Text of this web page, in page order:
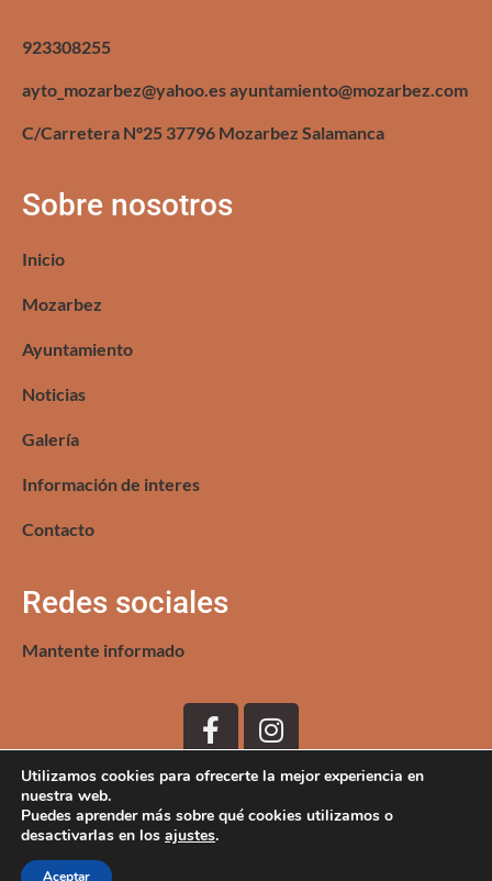
923308255
ayto_mozarbez@yahoo.es ayuntamiento@mozarbez.com
C/Carretera Nº25 37796 Mozarbez Salamanca
Sobre nosotros
Inicio
Mozarbez
Ayuntamiento
Noticias
Galería
Información de interes
Contacto
Redes sociales
Mantente informado
Utilizamos cookies para ofrecerte la mejor experiencia en
nuestra web.
Puedes aprender más sobre qué cookies utilizamos o
desactivarlas en los ajustes.
Aceptar